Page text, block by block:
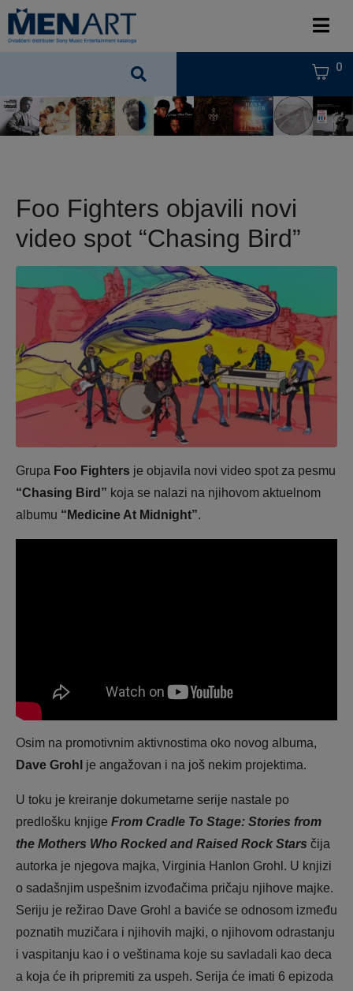
0
Foo Fighters objavili novi
video spot “Chasing Bird”
Grupa Foo Fighters je objavila novi video spot za pesmu
“Chasing Bird” koja se nalazi na njihovom aktuelnom
albumu “Medicine At Midnight”.
Osim na promotivnim aktivnostima oko novog albuma,
Dave Grohl je angažovan i na još nekim projektima.
U toku je kreiranje dokumetarne serije nastale po
predlošku knjige From Cradle To Stage: Stories from
the Mothers Who Rocked and Raised Rock Stars čija
autorka je njegova majka, Virginia Hanlon Grohl. U knjizi
o sadašnjim uspešnim izvođačima pričaju njihove majke.
Seriju je režirao Dave Grohl a baviće se odnosom između
poznatih muzičara i njihovih majki, o njihovom odrastanju
i vaspitanju kao i o veštinama koje su savladali kao deca
a koja će ih pripremiti za uspeh. Serija će imati 6 epizoda